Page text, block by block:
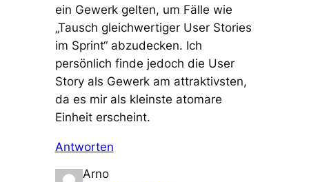
ein Gewerk gelten, um Fälle wie
„Tausch gleichwertiger User Stories
im Sprint“ abzudecken. Ich
persönlich finde jedoch die User
Story als Gewerk am attraktivsten,
da es mir als kleinste atomare
Einheit erscheint.
Antworten
Arno